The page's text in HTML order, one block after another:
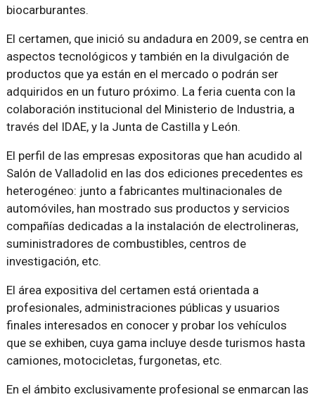
biocarburantes.
El certamen, que inició su andadura en 2009, se centra en
aspectos tecnológicos y también en la divulgación de
productos que ya están en el mercado o podrán ser
adquiridos en un futuro próximo. La feria cuenta con la
colaboración institucional del Ministerio de Industria, a
través del IDAE, y la Junta de Castilla y León.
El perfil de las empresas expositoras que han acudido al
Salón de Valladolid en las dos ediciones precedentes es
heterogéneo: junto a fabricantes multinacionales de
automóviles, han mostrado sus productos y servicios
compañías dedicadas a la instalación de electrolineras,
suministradores de combustibles, centros de
investigación, etc.
El área expositiva del certamen está orientada a
profesionales, administraciones públicas y usuarios
finales interesados en conocer y probar los vehículos
que se exhiben, cuya gama incluye desde turismos hasta
camiones, motocicletas, furgonetas, etc.
En el ámbito exclusivamente profesional se enmarcan las